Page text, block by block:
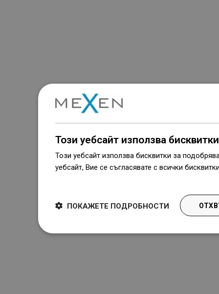
Този уебсайт използва бисквитки
Този уебсайт използва бисквитки за
уебсайт, Вие се съгласявате с всички
ПОКАЖЕТЕ ПОДРОБНОСТИ